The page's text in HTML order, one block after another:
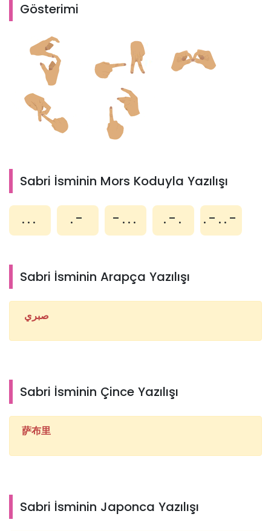
Gösterimi
Sabri İsminin Mors Koduyla Yazılışı
... .- -... .-. .-..-
Sabri İsminin Arapça Yazılışı
صبري
Sabri İsminin Çince Yazılışı
萨布里
Sabri İsminin Japonca Yazılışı